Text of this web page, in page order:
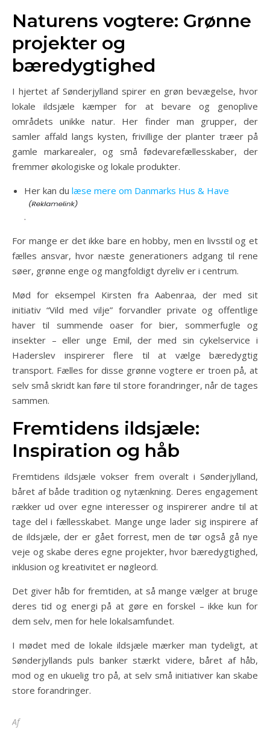
Naturens vogtere: Grønne
projekter og
bæredygtighed
I hjertet af Sønderjylland spirer en grøn bevægelse, hvor
lokale ildsjæle kæmper for at bevare og genoplive
områdets unikke natur. Her finder man grupper, der
samler affald langs kysten, frivillige der planter træer på
gamle markarealer, og små fødevarefællesskaber, der
fremmer økologiske og lokale produkter.
Her kan du læse mere om Danmarks Hus & Have
.
For mange er det ikke bare en hobby, men en livsstil og et
fælles ansvar, hvor næste generationers adgang til rene
søer, grønne enge og mangfoldigt dyreliv er i centrum.
Mød for eksempel Kirsten fra Aabenraa, der med sit
initiativ “Vild med vilje” forvandler private og offentlige
haver til summende oaser for bier, sommerfugle og
insekter – eller unge Emil, der med sin cykelservice i
Haderslev inspirerer flere til at vælge bæredygtig
transport. Fælles for disse grønne vogtere er troen på, at
selv små skridt kan føre til store forandringer, når de tages
sammen.
Fremtidens ildsjæle:
Inspiration og håb
Fremtidens ildsjæle vokser frem overalt i Sønderjylland,
båret af både tradition og nytænkning. Deres engagement
rækker ud over egne interesser og inspirerer andre til at
tage del i fællesskabet. Mange unge lader sig inspirere af
de ildsjæle, der er gået forrest, men de tør også gå nye
veje og skabe deres egne projekter, hvor bæredygtighed,
inklusion og kreativitet er nøgleord.
Det giver håb for fremtiden, at så mange vælger at bruge
deres tid og energi på at gøre en forskel – ikke kun for
dem selv, men for hele lokalsamfundet.
I mødet med de lokale ildsjæle mærker man tydeligt, at
Sønderjyllands puls banker stærkt videre, båret af håb,
mod og en ukuelig tro på, at selv små initiativer kan skabe
store forandringer.
Af